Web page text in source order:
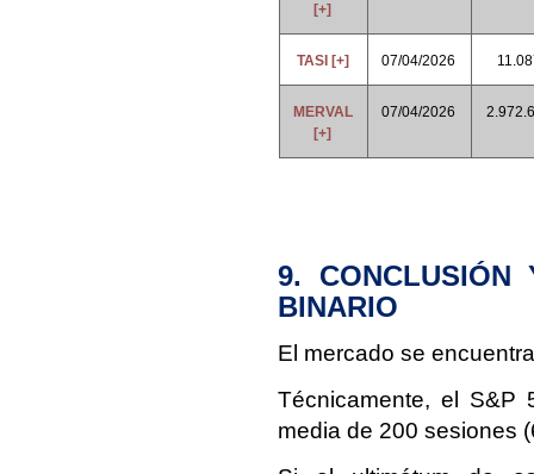
[+]
TASI [+] 07/04/2026
MERVAL
[+]
07/04/2026
9. CONCLUSIÓN
BINARIO
El mercado se
Técnicamente, el S&P
media de 200 sesiones